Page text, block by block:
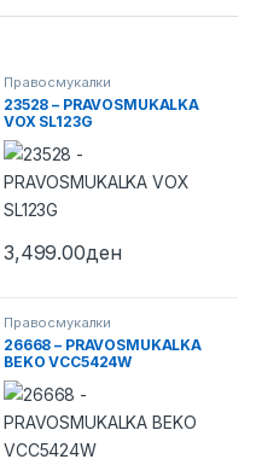
Правосмукалки
23528 – PRAVOSMUKALKA
VOX SL123G
3,499.00ден
Правосмукалки
26668 – PRAVOSMUKALKA
BEKO VCC5424W